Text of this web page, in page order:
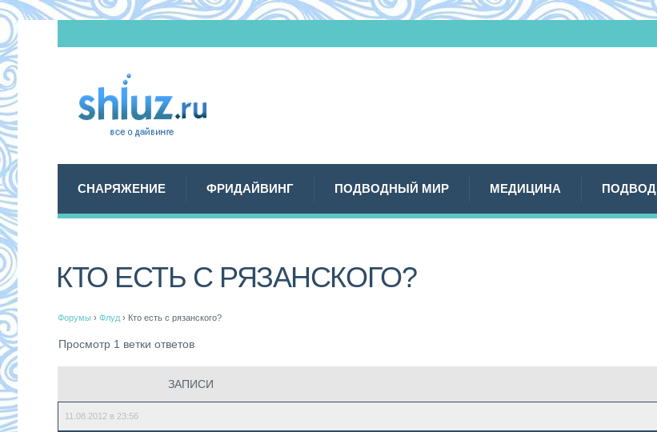
СНАРЯЖЕНИЕ ФРИДАЙВИНГ ПОДВОДНЫЙ МИР МЕДИЦИНА
КТО ЕСТЬ С РЯЗАНСКОГО?
Форумы › Флуд › Кто есть с рязанского?
Просмотр 1 ветки ответов
ЗАПИСИ
11.08.2012 в 23:56